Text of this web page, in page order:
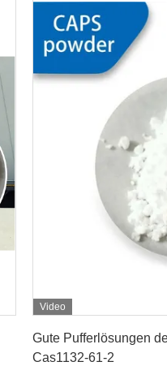
Video
Gute Pufferlösungen
Cas1132-61-2